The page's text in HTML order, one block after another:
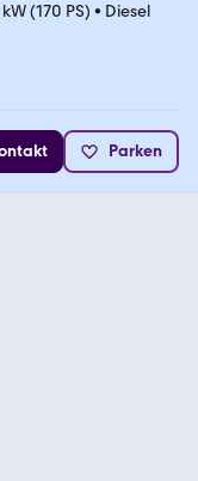
(170 PS) • Diesel
Parken